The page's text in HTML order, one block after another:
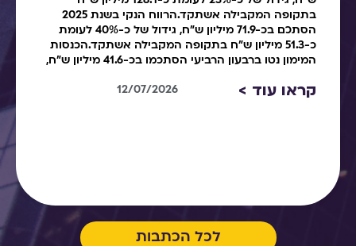
בתקופה המקבילה אשתקד.הרווח הנקי בשנת 2025
הסתכם בכ-71.9 מיליון ש"ח, גידול של כ-40% לעומת
כ-51.3 מיליון ש"ח בתקופה המקבילה אשתקד.הכנסות
המימון נטו ברבעון הרביעי הסתכמו בכ-41.6 מיליון ש"ח,
קראו עוד > 12/07/2026
לכל הכתבות